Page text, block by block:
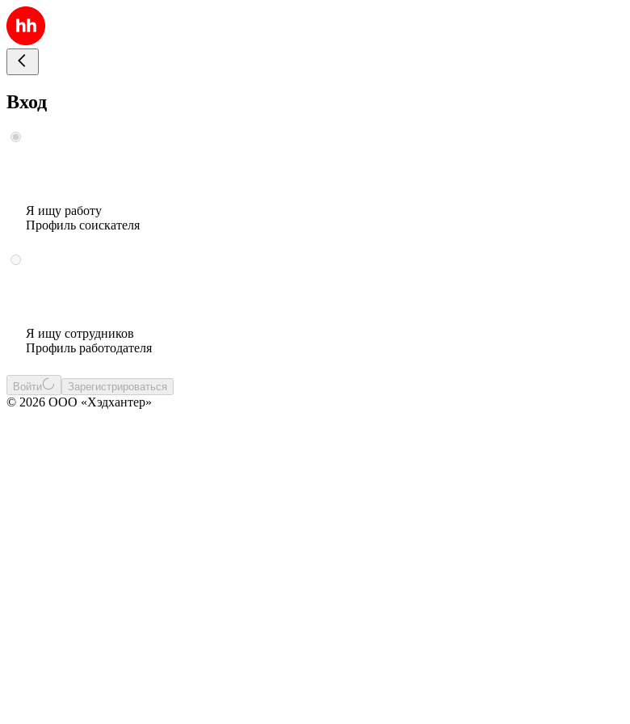
Вход
Я ищу работу
Профиль соискателя
Я ищу сотрудников
Профиль работодателя
Войти Зарегистрироваться
© 2026 ООО «Хэдхантер»